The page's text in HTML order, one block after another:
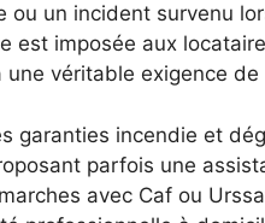
ou un incident survenu
est imposée aux
une véritable exigence
garanties incendie et
parfois une
avec Caf ou